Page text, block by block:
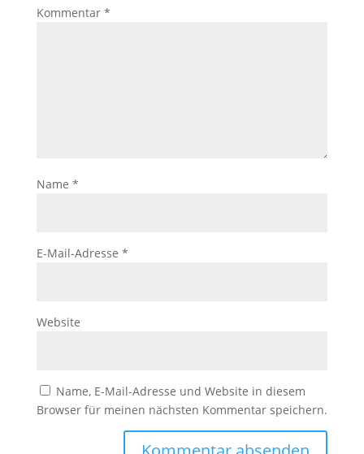
Kommentar *
Name *
E-Mail-Adresse *
Website
Name, E-Mail-Adresse und Website in diesem
Browser für meinen nächsten Kommentar speichern.